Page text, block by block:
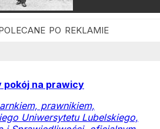
pokój na prawicy
prawnikiem,
Uniwersytetu Lubelskiego,